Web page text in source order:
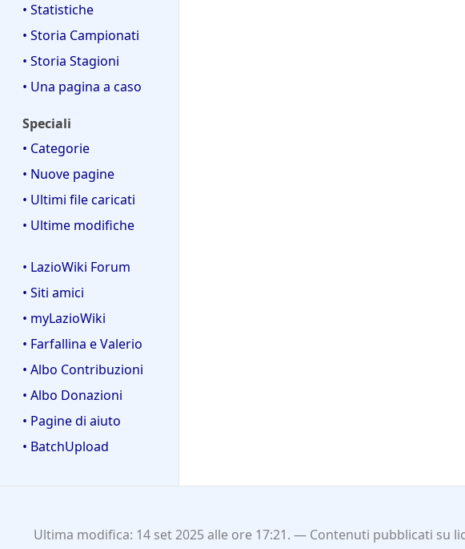
• Statistiche
• Storia Campionati
• Storia Stagioni
• Una pagina a caso
Speciali
• Categorie
• Nuove pagine
• Ultimi file caricati
• Ultime modifiche
• LazioWiki Forum
• Siti amici
• myLazioWiki
• Farfallina e Valerio
• Albo Contribuzioni
• Albo Donazioni
• Pagine di aiuto
• BatchUpload
Ultima modifica: 14 set 2025 alle ore 17:21. Contenuti pubblicati su